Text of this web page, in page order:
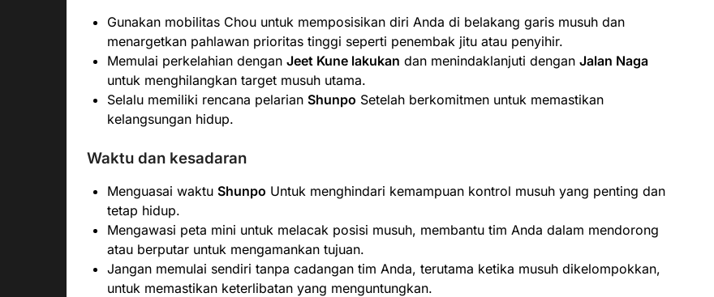
Gunakan mobilitas Chou untuk memposisikan diri Anda di belakang garis musuh dan
menargetkan pahlawan prioritas tinggi seperti penembak jitu atau penyihir.
Memulai perkelahian dengan Jeet Kune lakukan dan menindaklanjuti dengan Jalan Naga
untuk menghilangkan target musuh utama.
Selalu memiliki rencana pelarian Shunpo Setelah berkomitmen untuk memastikan
kelangsungan hidup.
Waktu dan kesadaran
Menguasai waktu Shunpo Untuk menghindari kemampuan kontrol musuh yang penting dan
tetap hidup.
Mengawasi peta mini untuk melacak posisi musuh, membantu tim Anda dalam mendorong
atau berputar untuk mengamankan tujuan.
Jangan memulai sendiri tanpa cadangan tim Anda, terutama ketika musuh dikelompokkan,
untuk memastikan keterlibatan yang menguntungkan.